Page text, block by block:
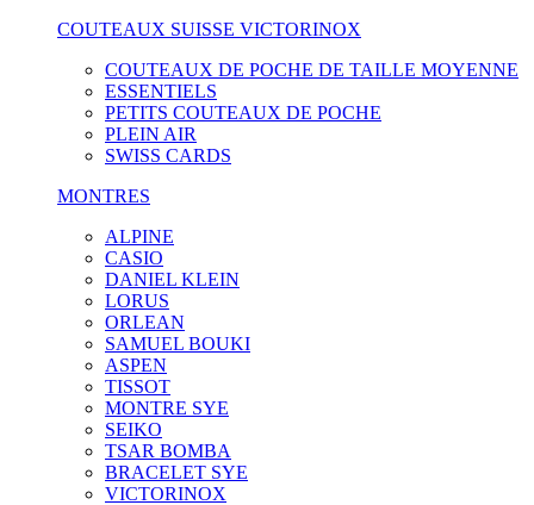
COUTEAUX SUISSE VICTORINOX
COUTEAUX DE POCHE DE TAILLE MOYENNE
ESSENTIELS
PETITS COUTEAUX DE POCHE
PLEIN AIR
SWISS CARDS
MONTRES
ALPINE
CASIO
DANIEL KLEIN
LORUS
ORLEAN
SAMUEL BOUKI
ASPEN
TISSOT
MONTRE SYE
SEIKO
TSAR BOMBA
BRACELET SYE
VICTORINOX